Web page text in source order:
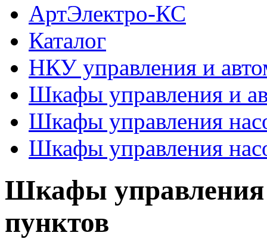
АртЭлектро-КС
Каталог
НКУ управления и
Шкафы управления и
Шкафы управления
Шкафы управления
Шкафы управления
пунктов